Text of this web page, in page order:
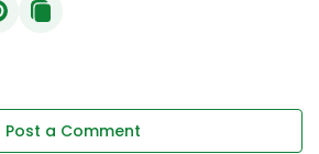
Post a Comment